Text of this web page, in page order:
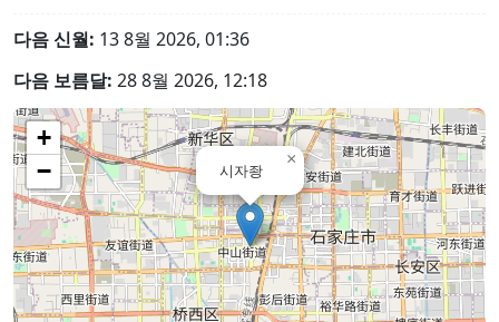
다음 신월: 13 8월 2026, 01:36
다음 보름달: 28 8월 2026, 12:18
시자좡
×
+
−